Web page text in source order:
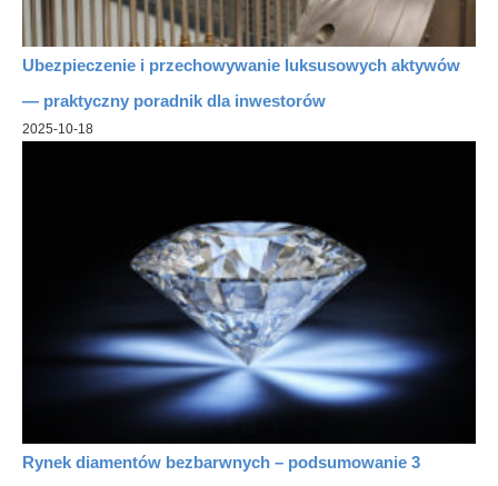
Ubezpieczenie i przechowywanie luksusowych aktywów
— praktyczny poradnik dla inwestorów
2025-10-18
Rynek diamentów bezbarwnych – podsumowanie 3